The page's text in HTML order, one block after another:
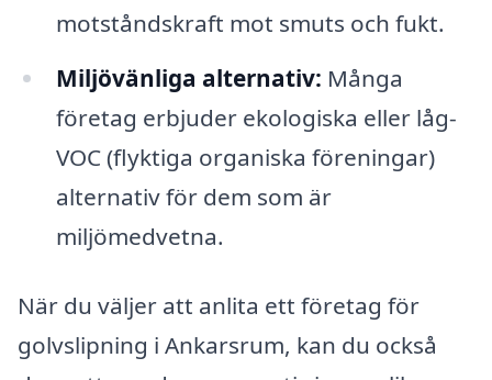
motståndskraft mot smuts och fukt.
Miljövänliga alternativ: Många
företag erbjuder ekologiska eller låg-
VOC (flyktiga organiska föreningar)
alternativ för dem som är
miljömedvetna.
När du väljer att anlita ett företag för
golvslipning i Ankarsrum, kan du också